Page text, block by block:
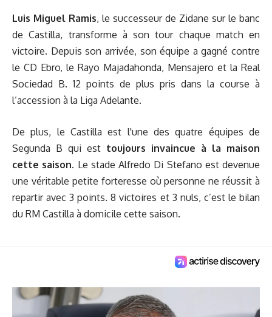
Luis Miguel Ramis, le successeur de Zidane sur le banc
de Castilla, transforme à son tour chaque match en
victoire. Depuis son arrivée, son équipe a gagné contre
le CD Ebro, le Rayo Majadahonda, Mensajero et la Real
Sociedad B. 12 points de plus pris dans la course à
l’accession à la Liga Adelante.
De plus, le Castilla est l'une des quatre équipes de
Segunda B qui est toujours invaincue à la maison
cette saison. Le stade Alfredo Di Stefano est devenue
une véritable petite forteresse où personne ne réussit à
repartir avec 3 points. 8 victoires et 3 nuls, c’est le bilan
du RM Castilla à domicile cette saison.